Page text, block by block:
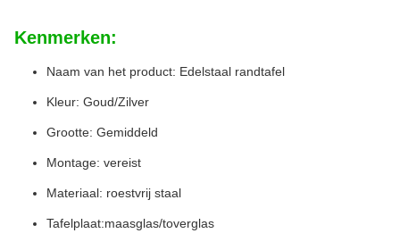
Kenmerken:
Naam van het product: Edelstaal randtafel
Kleur: Goud/Zilver
Grootte: Gemiddeld
Montage: vereist
Materiaal: roestvrij staal
Tafelplaat:maasglas/toverglas